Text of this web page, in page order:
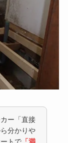
ー「直接
分かりや